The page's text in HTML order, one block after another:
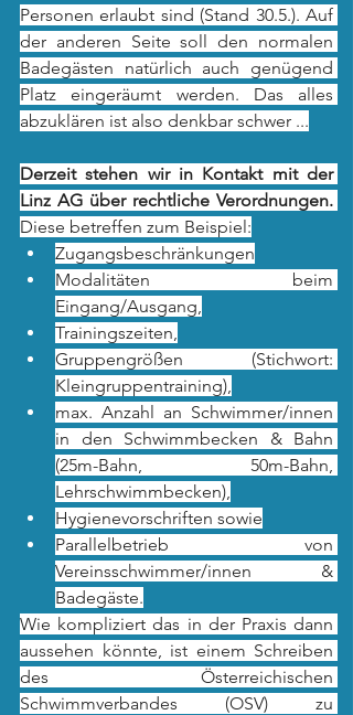
Personen erlaubt sind (Stand 30.5.). Auf
der anderen Seite soll den normalen
Badegästen natürlich auch genügend
Platz eingeräumt werden. Das alles
abzuklären ist also denkbar schwer ...
Derzeit stehen wir in Kontakt mit der
Linz AG über rechtliche Verordnungen.
Diese betreffen zum Beispiel:
Zugangsbeschränkungen
Modalitäten beim
Eingang/Ausgang,
Trainingszeiten,
Gruppengrößen (Stichwort:
Kleingruppentraining),
max. Anzahl an Schwimmer/innen
in den Schwimmbecken & Bahn
(25m-Bahn, 50m-Bahn,
Lehrschwimmbecken),
Hygienevorschriften sowie
Parallelbetrieb von
Vereinsschwimmer/innen &
Badegäste.
Wie kompliziert das in der Praxis dann
aussehen könnte, ist einem Schreiben
des Österreichischen
Schwimmverbandes (OSV) zu